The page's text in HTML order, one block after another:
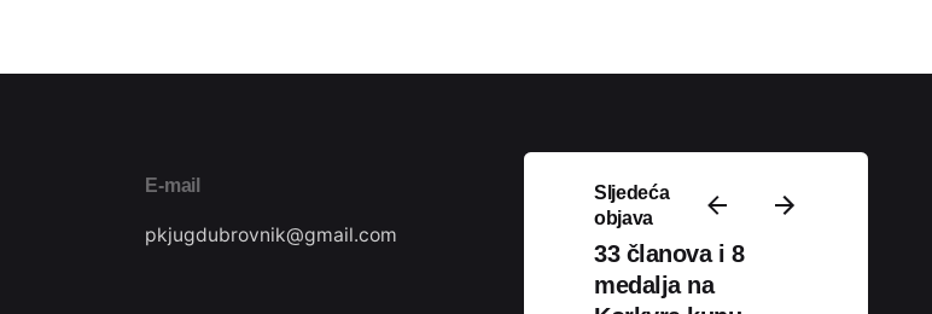
Sljedeća
objava
33 članova i 8
medalja na
E-mail
pkjugdubrovnik@gmail.com
Podijeli